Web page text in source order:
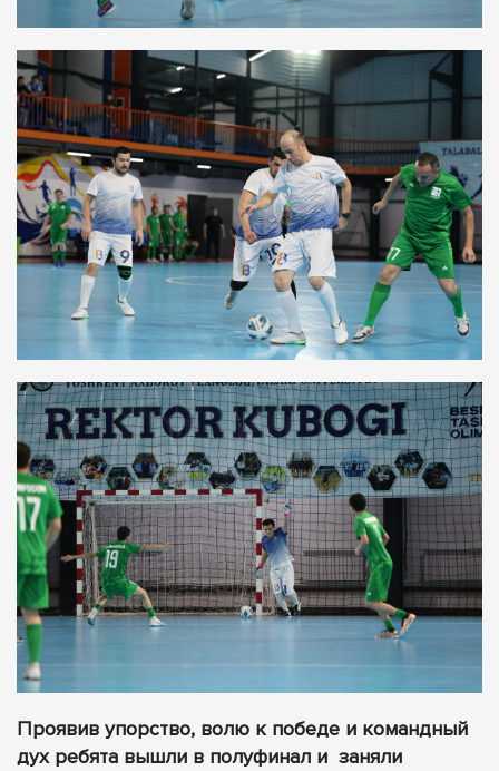
Проявив упорство, волю к победе и командный
дух ребята вышли в полуфинал и заняли